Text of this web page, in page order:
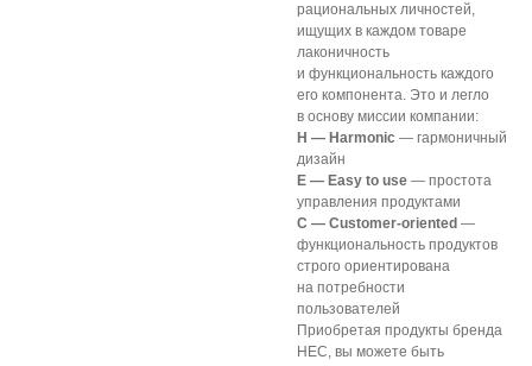
рациональных личностей,
ищущих в каждом товаре
лаконичность
и функциональность каждого
его компонента. Это и легло
в основу миссии компании:
H — Harmonic — гармоничный
дизайн
E — Easy to use — простота
управления продуктами
C — Customer-oriented —
функциональность продуктов
строго ориентирована
на потребности
пользователей
Приобретая продукты бренда
HEC, вы можете быть